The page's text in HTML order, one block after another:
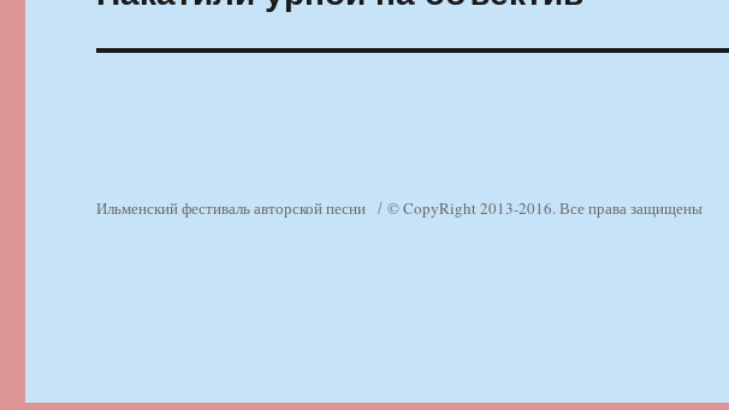
Ильменский фестиваль авторской песни © CopyRight 2013-2016. Все права защищены